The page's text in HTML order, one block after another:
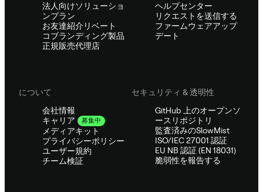
法人向けソリューショ
ンプラン
お友達紹介リベート
コブランディング製品
正規販売代理店
ヘルプセンター
リクエストを送信する
ファームウェアアップ
デート
について
会社情報
キャリア
募集中
メディアキット
プライバシーポリシー
ユーザー規約
チーム検証
セキュリティ & 透明性
GitHub 上のオープンソ
ースリポジトリ
監査済みのSlowMist
ISO/IEC 27001 認証
EU NB 認証 (EN 18031)
脆弱性を報告する